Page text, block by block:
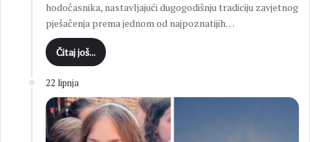
hodočasnika, nastavljajući dugogodišnju tradiciju zavjetnog
pješačenja prema jednom od najpoznatijih…
Čitaj još...
22 lipnja